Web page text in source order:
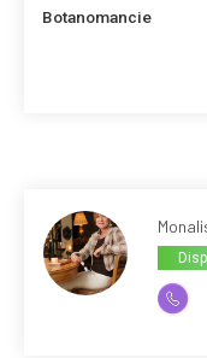
Botanomancie